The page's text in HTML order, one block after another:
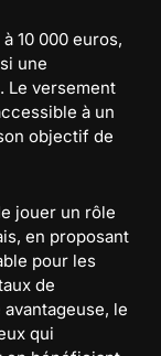
10 000 euros,
une
Le versement
à un
objectif de
jouer un rôle
en proposant
pour les
de
le
qui